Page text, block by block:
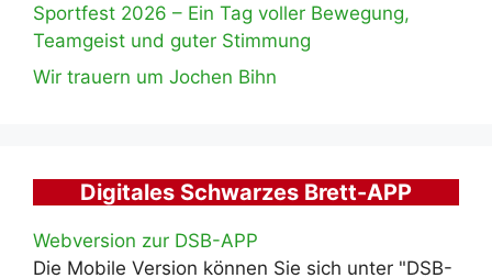
Sportfest 2026 – Ein Tag voller Bewegung,
Teamgeist und guter Stimmung
Wir trauern um Jochen Bihn
Digitales Schwarzes Brett-APP
Webversion zur DSB-APP
Die Mobile Version können Sie sich unter "DSB-